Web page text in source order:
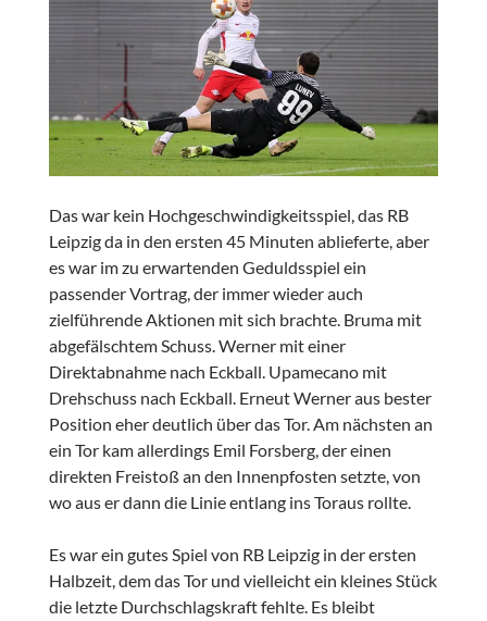
Das war kein Hochgeschwindigkeitsspiel, das RB
Leipzig da in den ersten 45 Minuten ablieferte, aber
es war im zu erwartenden Geduldsspiel ein
passender Vortrag, der immer wieder auch
zielführende Aktionen mit sich brachte. Bruma mit
abgefälschtem Schuss. Werner mit einer
Direktabnahme nach Eckball. Upamecano mit
Drehschuss nach Eckball. Erneut Werner aus bester
Position eher deutlich über das Tor. Am nächsten an
ein Tor kam allerdings Emil Forsberg, der einen
direkten Freistoß an den Innenpfosten setzte, von
wo aus er dann die Linie entlang ins Toraus rollte.
Es war ein gutes Spiel von RB Leipzig in der ersten
Halbzeit, dem das Tor und vielleicht ein kleines Stück
die letzte Durchschlagskraft fehlte. Es bleibt